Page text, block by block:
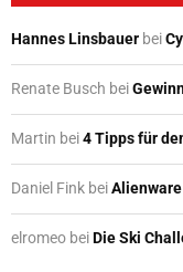
Hannes Linsbauer bei
Renate Busch bei
Martin bei4 Tipps für
Daniel Fink bei
elromeo beiDie Ski